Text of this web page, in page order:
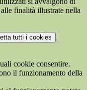
finalità illustrate nella
tutti i cookies
cookie consentire.
il funzionamento della